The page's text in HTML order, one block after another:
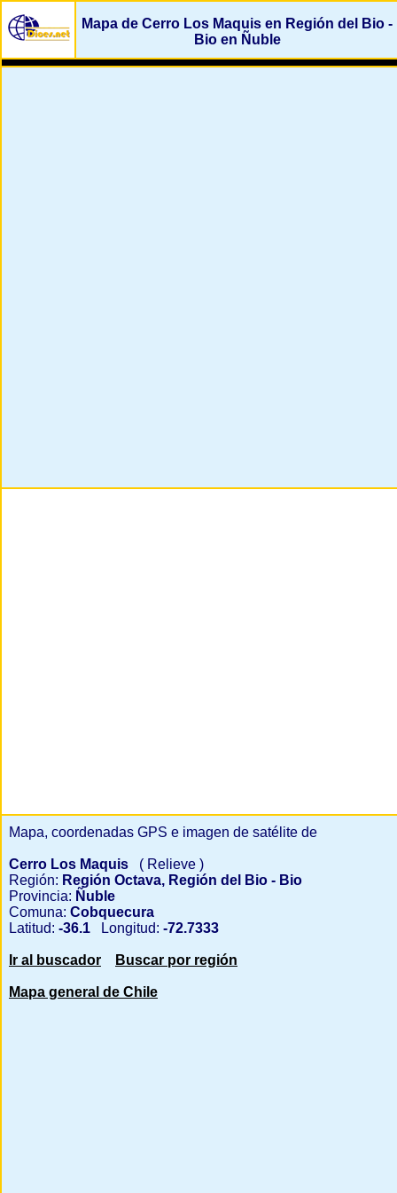
Mapa de Cerro Los Maquis en Región del Bio -
Bio en Ñuble
Mapa, coordenadas GPS e imagen de satélite de
Cerro Los Maquis
( Relieve )
Región: Región Octava, Región del Bio - Bio
Provincia: Ñuble
Comuna: Cobquecura
Latitud: -36.1 Longitud: -72.7333
Ir al buscador Buscar por región
Mapa general de Chile